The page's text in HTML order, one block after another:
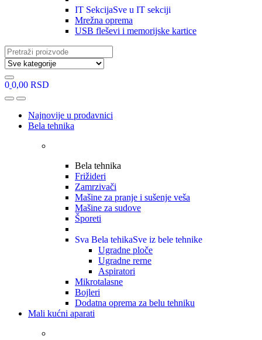
IT SekcijaSve u IT sekciji
Mrežna oprema
USB fleševi i memorijske kartice
Search
for:
0 0,00 RSD
OpenClose
Najnovije u prodavnici
Bela tehnika
Bela tehnika
Frižideri
Zamrzivači
Mašine za pranje i sušenje veša
Mašine za sudove
Šporeti
Sva Bela tehikaSve iz bele tehnike
Ugradne ploče
Ugradne rerne
Aspiratori
Mikrotalasne
Bojleri
Dodatna oprema za belu tehniku
Mali kućni aparati